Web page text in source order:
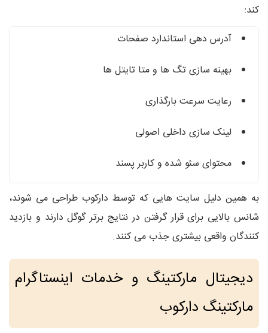
کند:
آدرس‌ دهی استاندارد صفحات
بهینه‌ سازی تگ‌ ها و متا تایتل‌ ها
رعایت سرعت بارگذاری
لینک‌ سازی داخلی اصولی
محتوای سئو شده و کاربر پسند
به همین دلیل سایت‌ هایی که توسط دارکوب طراحی می‌ شوند،
شانس بالایی برای قرار گرفتن در نتایج برتر گوگل دارند و بازدید
کنندگان واقعی بیشتری جذب می‌ کنند.
دیجیتال مارکتینگ و خدمات اینستاگرام
مارکتینگ دارکوب